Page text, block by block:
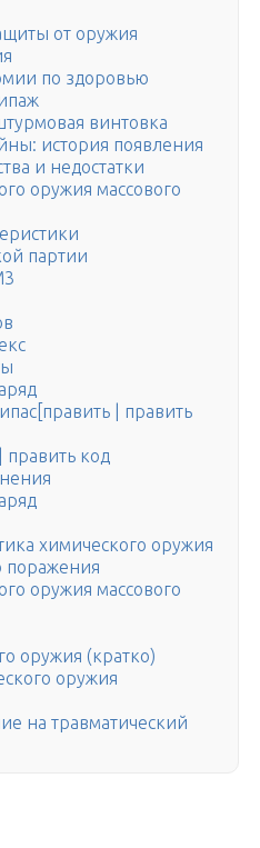
от оружия
по здоровью
винтовка
история появления
и недостатки
оружия массового
партии
| править
код
химического оружия
поражения
оружия массового
оружия (кратко)
оружия
на травматический